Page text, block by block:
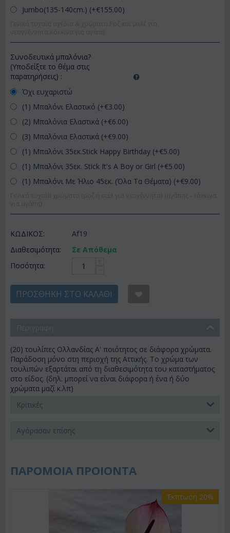
Jumbo(135-140cm.) (+€155.00)
Συνοδευτικά μπαλόνια?
(Υποδείξτε το θέμα στις
παρατηρήσεις) :
Όχι ευχαριστώ
(1) Μπαλόνι Ελαστικό (+€3.00)
(2) Μπαλόνια Ελαστικά (+€6.00)
(3) Μπαλόνια Ελαστικά (+€9.00)
(1) Μπαλόνι 35εκ.Stick Happy Birthday (+€5.00)
(1) Μπαλόνι 35εκ. Stick It's A Boy or Girl (+€5.00)
(1) Μπαλόνι Με Ήλιο 45εκ. (Όλα Τα Θέματα) (+€9.00)
ΚΩΔΙΚΟΣ:
Af19
Διαθεσιμότητα:
Σε Απόθεμα
Ποσότητα:
ΠΡΟΣΘΉΚΗ ΣΤΟ ΚΑΛΆΘΙ
(20) τουλίπες Ολλανδίας Α' ποιότητος σε διάφορα χρώματα.
Παράδοση μόνο στη περιοχή της Αττικής. Το χρώμα των
τουλιπών εξαρτάται από τη διαθεσιμότητα του καταστήματος
στο είδος. (δηλ. μπορεί να είναι διάφορα ή ένα ή δύο
χρώματα μαζί κ.λπ)
Κριτικές
Αγόρασαν επίσης
ΠΑΡΟΜΟΙΑ ΠΡΟΙΟΝΤΑ
Έκπτωση 20%